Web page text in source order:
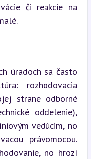
či reakcie na
úradoch sa často
rozhodovacia
strane odborné
oddelenie),
vedúcim, no
právomocou.
no hrozí